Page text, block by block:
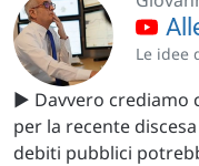
Le idee
▶️ Davvero crediamo
per la recente
debiti pubblici